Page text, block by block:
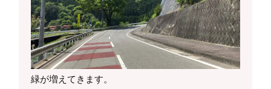
緑が増えてきます。